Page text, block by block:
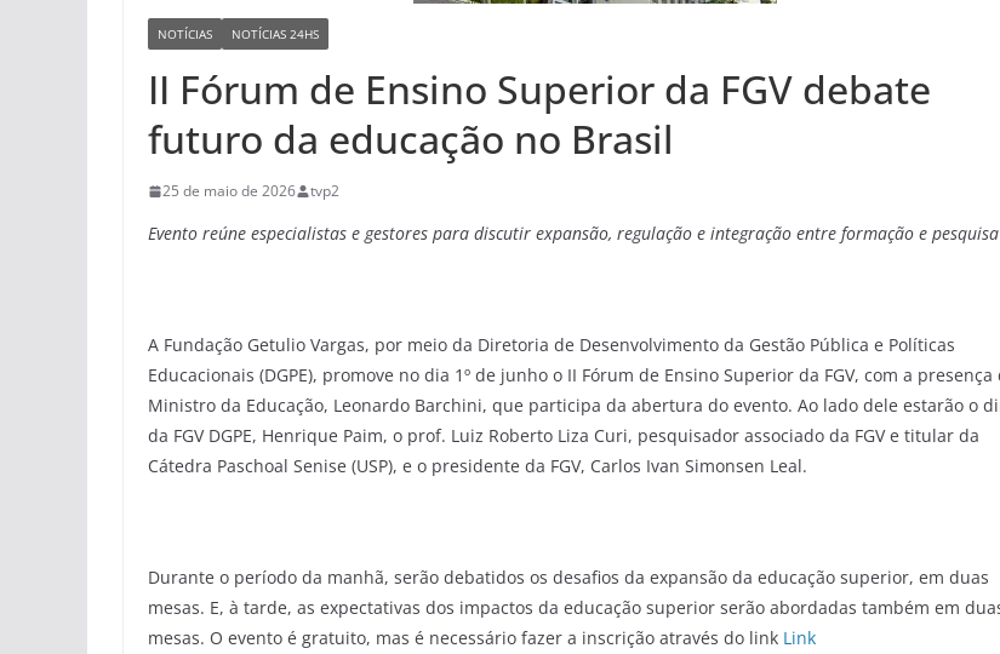
NOTÍCIAS NOTÍCIAS 24HS
II Fórum de Ensino Superior da FGV debate
futuro da educação no Brasil
25 de maio de 2026 tvp2
Evento reúne especialistas e gestores para discutir expansão, regulação e integração entre formação e pesquisa
A Fundação Getulio Vargas, por meio da Diretoria de Desenvolvimento da Gestão Pública e Políticas
Educacionais (DGPE), promove no dia 1º de junho o II Fórum de Ensino Superior da FGV, com a presença
Ministro da Educação, Leonardo Barchini, que participa da abertura do evento. Ao lado dele estarão o
da FGV DGPE, Henrique Paim, o prof. Luiz Roberto Liza Curi, pesquisador associado da FGV e titular da
Cátedra Paschoal Senise (USP), e o presidente da FGV, Carlos Ivan Simonsen Leal.
Durante o período da manhã, serão debatidos os desafios da expansão da educação superior, em duas
mesas. E, à tarde, as expectativas dos impactos da educação superior serão abordadas também em
mesas. O evento é gratuito, mas é necessário fazer a inscrição através do link Link